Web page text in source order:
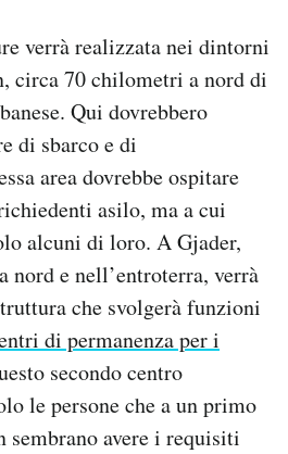
verrà realizzata nei dintorni
circa 70 chilometri a nord di
Qui dovrebbero
di sbarco e di
area dovrebbe ospitare
asilo, ma a cui
alcuni di loro. A Gjader,
e nell’entroterra, verrà
che svolgerà funzioni
di permanenza per i
secondo centro
le persone che a un primo
sembrano avere i requisiti